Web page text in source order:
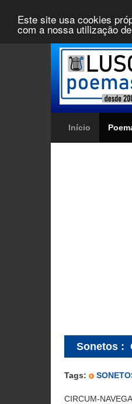
Este site usa cookies
com a nossa utilização
Início
Sonetos :
Tags:
CIRCUM-